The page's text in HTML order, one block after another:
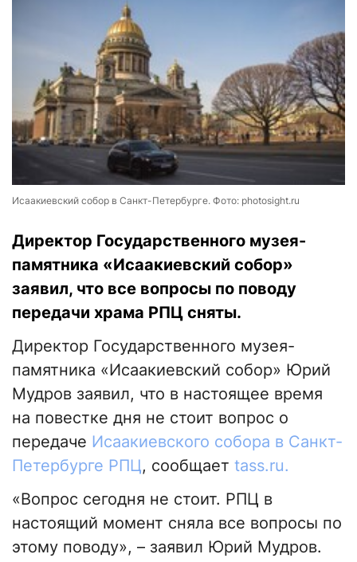
Исаакиевский собор в Санкт-Петербурге. Фото: photosight.ru
Директор Государственного музея-
памятника «Исаакиевский собор»
заявил, что все вопросы по поводу
передачи храма РПЦ сняты.
Директор Государственного музея-
памятника «Исаакиевский собор» Юрий
Мудров заявил, что в настоящее время
на повестке дня не стоит вопрос о
передаче Исаакиевского собора в Санкт-
Петербурге РПЦ, сообщает tass.ru.
«Вопрос сегодня не стоит. РПЦ в
настоящий момент сняла все вопросы по
этому поводу», – заявил Юрий Мудров.